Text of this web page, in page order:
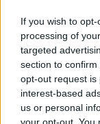
If you wish to
processing of
targeted
section to
opt-out request is
interest-based
us or personal
ÖRÖMHÍR:
INFLÁCIÓ
Júliusban